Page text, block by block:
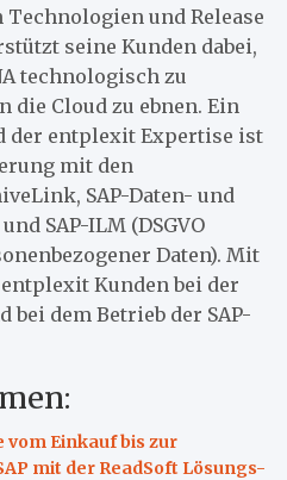
Technologien und Release
seine Kunden dabei,
technologisch zu
die Cloud zu ebnen. Ein
der entplexit Expertise ist
mit den
SAP-Daten- und
SAP-ILM (DSGVO
Daten). Mit
Kunden bei der
bei dem Betrieb der SAP-
vom Einkauf bis zur
mit der ReadSoft Lösungs-